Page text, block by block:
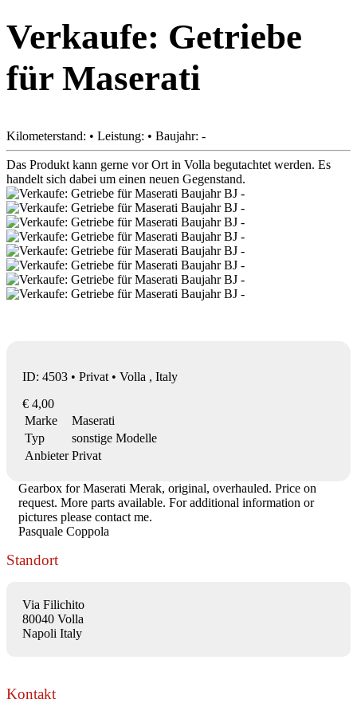
Verkaufe: Getriebe
für Maserati
Kilometerstand: • Leistung: • Baujahr: -
Das Produkt kann gerne vor Ort in Volla begutachtet werden. Es
handelt sich dabei um einen neuen Gegenstand.
ID: 4503 • Privat • Volla , Italy
€ 4,00
Marke
Maserati
Typ
sonstige Modelle
Anbieter Privat
Gearbox for Maserati Merak, original, overhauled. Price on
request. More parts available. For additional information or
pictures please contact me.
Pasquale Coppola
Standort
Via Filichito
80040 Volla
Napoli Italy
Kontakt